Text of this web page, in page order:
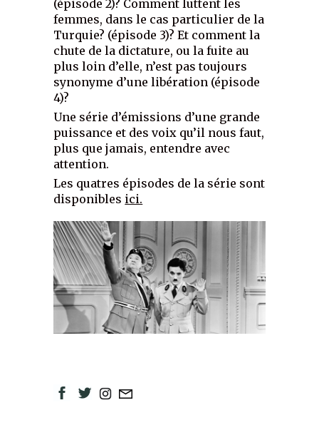
(épisode 2)? Comment luttent les
femmes, dans le cas particulier de la
Turquie? (épisode 3)? Et comment la
chute de la dictature, ou la fuite au
plus loin d’elle, n’est pas toujours
synonyme d’une libération (épisode
4)?
Une série d’émissions d’une grande
puissance et des voix qu’il nous faut,
plus que jamais, entendre avec
attention.
Les quatres épisodes de la série sont
disponibles ici.